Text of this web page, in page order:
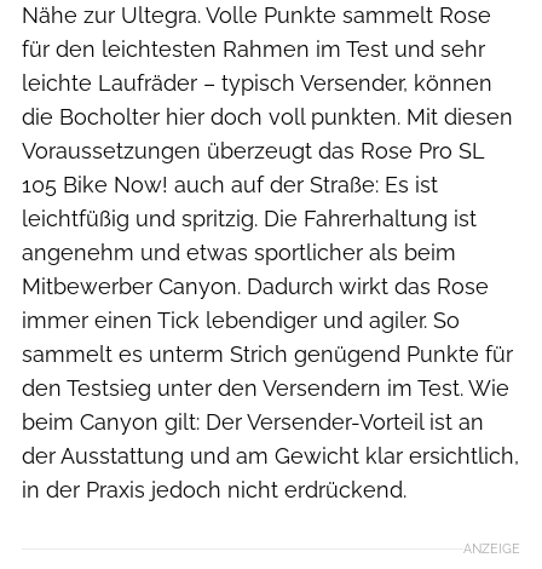
Nähe zur Ultegra. Volle Punkte sammelt Rose
für den leichtesten Rahmen im Test und sehr
leichte Laufräder – typisch Versender, können
die Bocholter hier doch voll punkten. Mit diesen
Voraussetzungen überzeugt das Rose Pro SL
105 Bike Now! auch auf der Straße: Es ist
leichtfüßig und spritzig. Die Fahrerhaltung ist
angenehm und etwas sportlicher als beim
Mitbewerber Canyon. Dadurch wirkt das Rose
immer einen Tick lebendiger und agiler. So
sammelt es unterm Strich genügend Punkte für
den Testsieg unter den Versendern im Test. Wie
beim Canyon gilt: Der Versender-Vorteil ist an
der Ausstattung und am Gewicht klar ersichtlich,
in der Praxis jedoch nicht erdrückend.
ANZEIGE